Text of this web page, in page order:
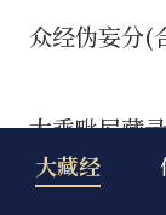
大藏经